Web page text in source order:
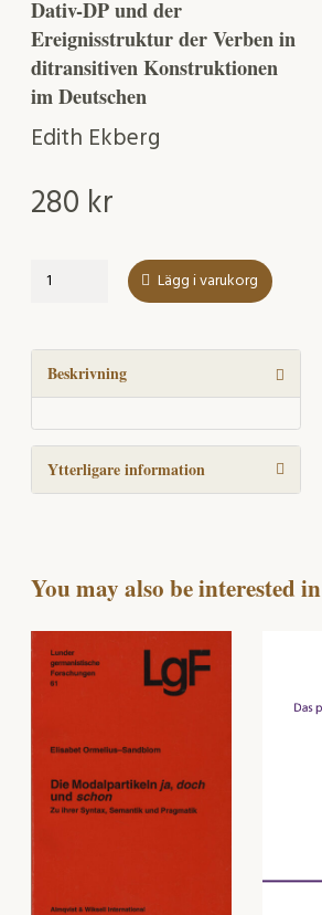
Dativ-DP und der
Ereignisstruktur der Verben in
ditransitiven Konstruktionen
im Deutschen
Edith Ekberg
280 kr
Aspekte
mängd
Lägg i varukorg
Beskrivning
Ytterligare information
You may also be interested in